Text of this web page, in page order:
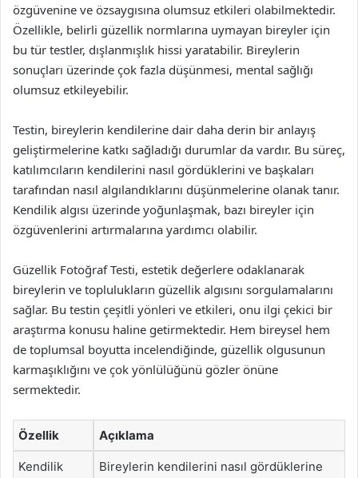
özgüvenine ve özsaygısına olumsuz etkileri olabilmektedir.
Özellikle, belirli güzellik normlarına uymayan bireyler için
bu tür testler, dışlanmışlık hissi yaratabilir. Bireylerin
sonuçları üzerinde çok fazla düşünmesi, mental sağlığı
olumsuz etkileyebilir.
Testin, bireylerin kendilerine dair daha derin bir anlayış
geliştirmelerine katkı sağladığı durumlar da vardır. Bu süreç,
katılımcıların kendilerini nasıl gördüklerini ve başkaları
tarafından nasıl algılandıklarını düşünmelerine olanak tanır.
Kendilik algısı üzerinde yoğunlaşmak, bazı bireyler için
özgüvenlerini artırmalarına yardımcı olabilir.
Güzellik Fotoğraf Testi, estetik değerlere odaklanarak
bireylerin ve toplulukların güzellik algısını sorgulamalarını
sağlar. Bu testin çeşitli yönleri ve etkileri, onu ilgi çekici bir
araştırma konusu haline getirmektedir. Hem bireysel hem
de toplumsal boyutta incelendiğinde, güzellik olgusunun
karmaşıklığını ve çok yönlülüğünü gözler önüne
sermektedir.
Özellik Açıklama
Kendilik
Bireylerin kendilerini nasıl gördüklerine